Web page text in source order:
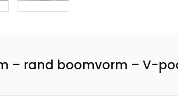
– rand boomvorm – V-